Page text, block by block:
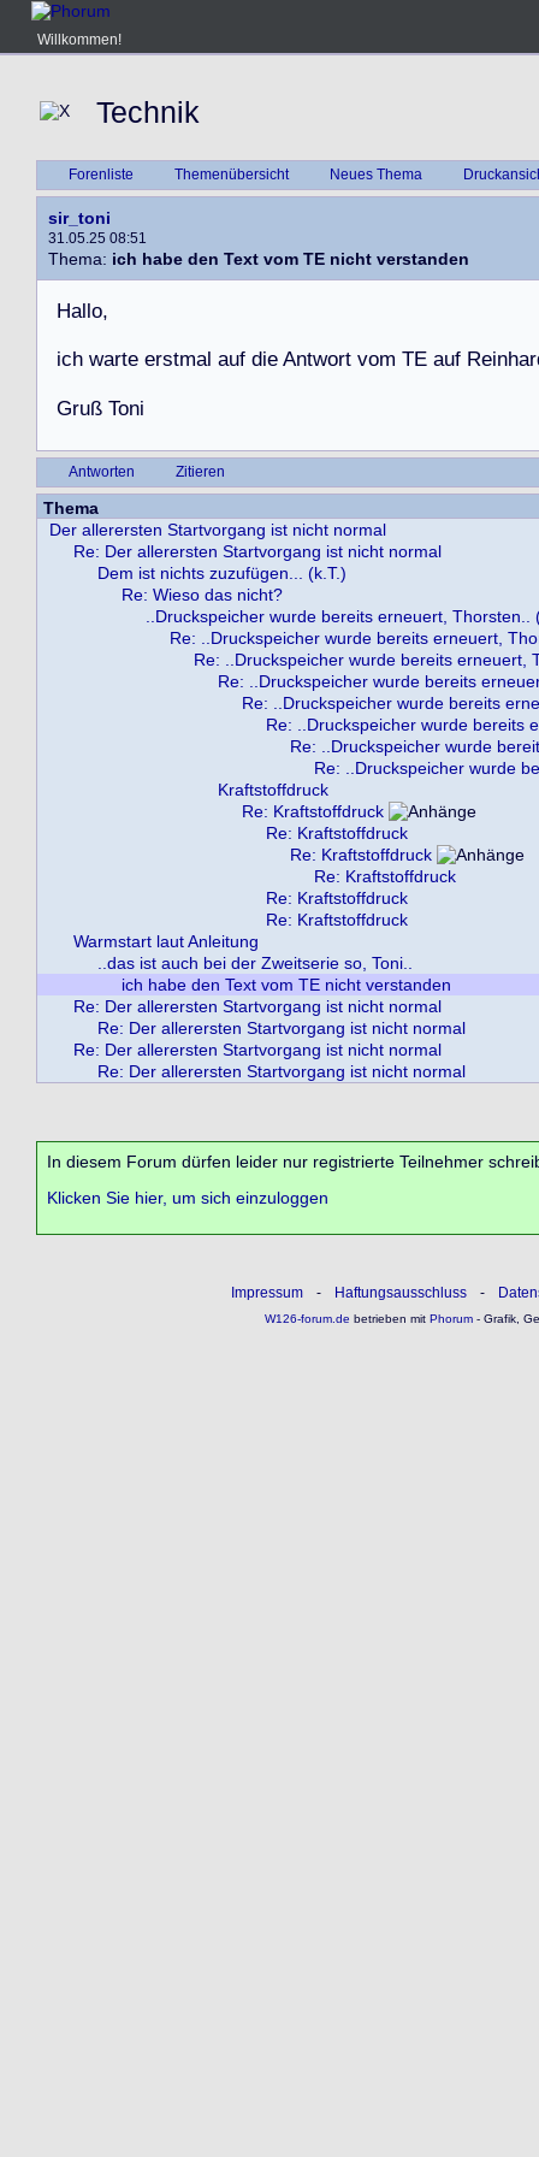
Willkommen!
Technik
Forenliste Themenübersicht Neues Thema
sir_toni
31.05.25 08:51
Thema: ich habe den Text vom TE nicht verstanden
Hallo,
ich warte erstmal auf die Antwort vom TE auf Reinhar
Gruß Toni
Antworten Zitieren
Thema
Der allerersten Startvorgang ist nicht normal
Re: Der allerersten Startvorgang ist nicht normal
Dem ist nichts zuzufügen... (k.T.)
Re: Wieso das nicht?
..Druckspeicher wurde bereits erneuert, Thorsten..
Re: ..Druckspeicher wurde bereits erneuert,
Re: ..Druckspeicher wurde bereits erneuert,
Re: ..Druckspeicher wurde bereits
Re: ..Druckspeicher wurde bereits
Re: ..Druckspeicher wurde bereits
Re: ..Druckspeicher wurde
Re: ..Druckspeicher wurde
Kraftstoffdruck
Re: Kraftstoffdruck
Re: Kraftstoffdruck
Re: Kraftstoffdruck
Re: Kraftstoffdruck
Re: Kraftstoffdruck
Re: Kraftstoffdruck
Warmstart laut Anleitung
..das ist auch bei der Zweitserie so, Toni..
ich habe den Text vom TE nicht verstanden
Re: Der allerersten Startvorgang ist nicht normal
Re: Der allerersten Startvorgang ist nicht normal
Re: Der allerersten Startvorgang ist nicht normal
Re: Der allerersten Startvorgang ist nicht normal
In diesem Forum dürfen leider nur registrierte Teilnehmer
Klicken Sie hier, um sich einzuloggen
Impressum - Haftungsausschluss -
W126-forum.de betrieben mitPhorum- Grafik,